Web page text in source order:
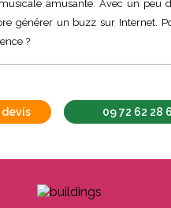
amusante. Avec un peu
générer un buzz sur Internet.
?
devis 09 72 62 28